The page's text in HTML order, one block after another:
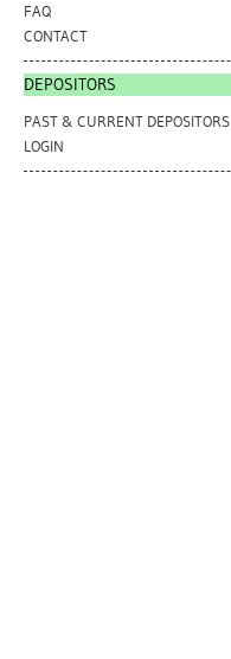
FAQ
CONTACT
DEPOSITORS
PAST & CURRENT DEPOSITORS
LOGIN